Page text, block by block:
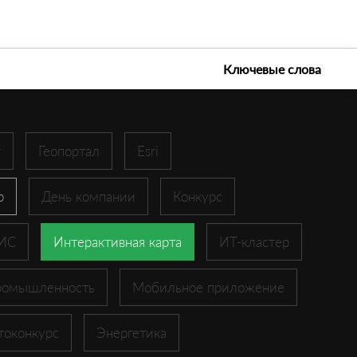
Ключевые слова
Геопортал Esri
День компании Конкурс
Интерактивная карта ИТ-кластер
Мобильное приложение
Энергетика